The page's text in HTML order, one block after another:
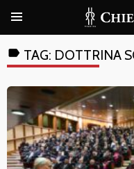
label TAG: DOTTRINA